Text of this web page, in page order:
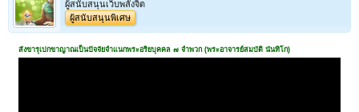
ผู้สนับสนุนเว็บพลังจิต
ผู้สนับสนุนพิเศษ
สังขารุเปกขาญาณเป็นปัจจัยจำแนกพระอริยบุคคล ๗ จำพวก (พระอาจารย์สมบัติ นันทิโก)